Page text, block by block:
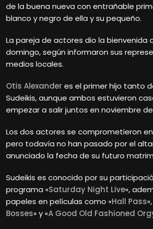
de la buena nueva con entrañable
blanco y negro de ella y su pequeño.
La pareja de actores dio la bienvenida
domingo, según informaron sus
medios locales.
Otis Alexander es el primer hijo tanto
Sudeikis, aunque ambos estuvieron
empezar a salir juntos en noviembre de
Los dos actores se comprometieron en
pero todavía no han pasado por el
anunciado la fecha de su futuro
Sudeikis es conocido por su
programa «Saturday Night Live«,
papeles en películas como «Hall Pass
Bosses» y «A Good Old Fashioned